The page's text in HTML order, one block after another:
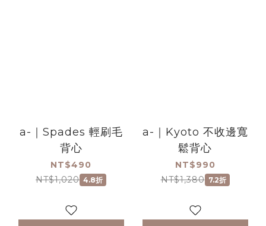
a-｜Spades 輕刷毛
背心
NT$490
NT$1,020 4.8折
a-｜Kyoto 不收邊寬
鬆背心
NT$990
NT$1,380 7.2折